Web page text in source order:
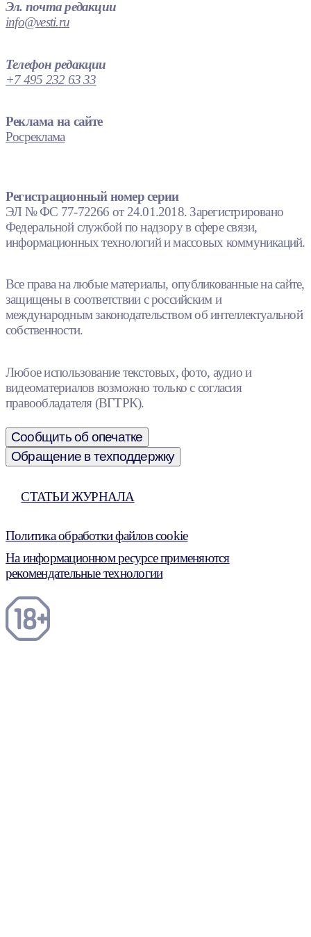
Эл. почта редакции
info@vesti.ru
Телефон редакции
+7 495 232 63 33
Реклама на сайте
Росреклама
Регистрационный номер серии
ЭЛ № ФС 77-72266 от 24.01.2018. Зарегистрировано
Федеральной службой по надзору в сфере связи,
информационных технологий и массовых коммуникаций.
Все права на любые материалы, опубликованные на сайте,
защищены в соответствии с российским и
международным законодательством об интеллектуальной
собственности.
Любое использование текстовых, фото, аудио и
видеоматериалов возможно только с согласия
правообладателя (ВГТРК).
Сообщить об опечатке
Обращение в техподдержку
СТАТЬИ ЖУРНАЛА
Политика обработки файлов cookie
На информационном ресурсе применяются
рекомендательные технологии